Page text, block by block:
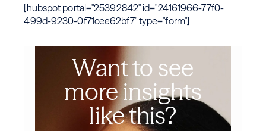
[hubspot portal="25392842" id="24161966-77f0-
499d-9230-0f71cee62bf7" type="form"]
Want to see
more insights
like this?